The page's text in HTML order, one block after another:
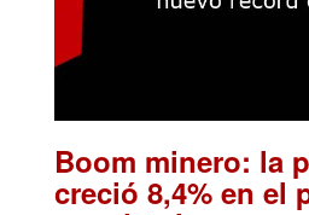
Boom minero: la
creció 8,4% en el